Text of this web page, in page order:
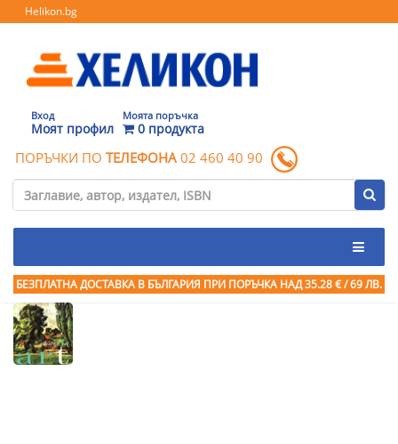
Helikon.bg
Вход
Моят профил
Моята поръчка
0 продукта
ПОРЪЧКИ ПО ТЕЛЕФОНА 02 460 40 90
БЕЗПЛАТНА ДОСТАВКА В БЪЛГАРИЯ ПРИ ПОРЪЧКА НАД 35.28 € / 69 ЛВ.